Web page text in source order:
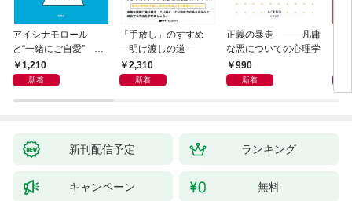
アイシナモロール
と“一緒にご自愛” ～
自分を好きになるため
の56のコツ～
1,210
新着
「手放し」のすすめ
―明け渡しの道―
2,310
新着
正義の暴走 ――凡庸
な悪についての心理学
990
新着
新刊配信予定 ランキング
キャンペーン 無料